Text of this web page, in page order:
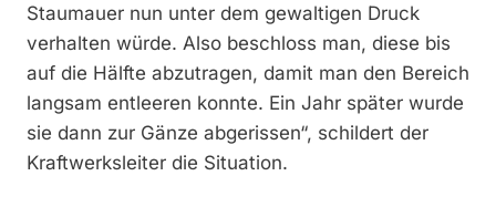
Staumauer nun unter dem gewaltigen Druck
verhalten würde. Also beschloss man, diese bis
auf die Hälfte abzutragen, damit man den Bereich
langsam entleeren konnte. Ein Jahr später wurde
sie dann zur Gänze abgerissen“, schildert der
Kraftwerksleiter die Situation.